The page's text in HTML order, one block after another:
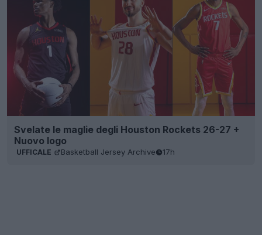
Svelate le maglie degli Houston Rockets 26-27 +
Nuovo logo
UFFICALE Basketball Jersey Archive 17h